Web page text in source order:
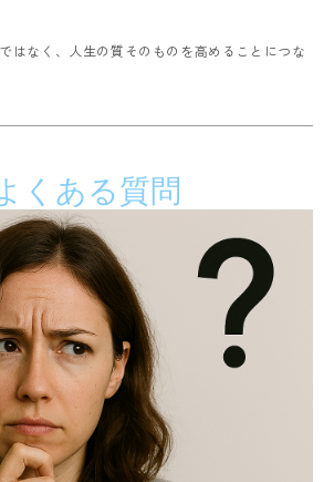
はなく、人生の質そのものを高めることにつな
くある質問